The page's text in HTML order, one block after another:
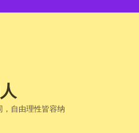
自由理性皆容纳